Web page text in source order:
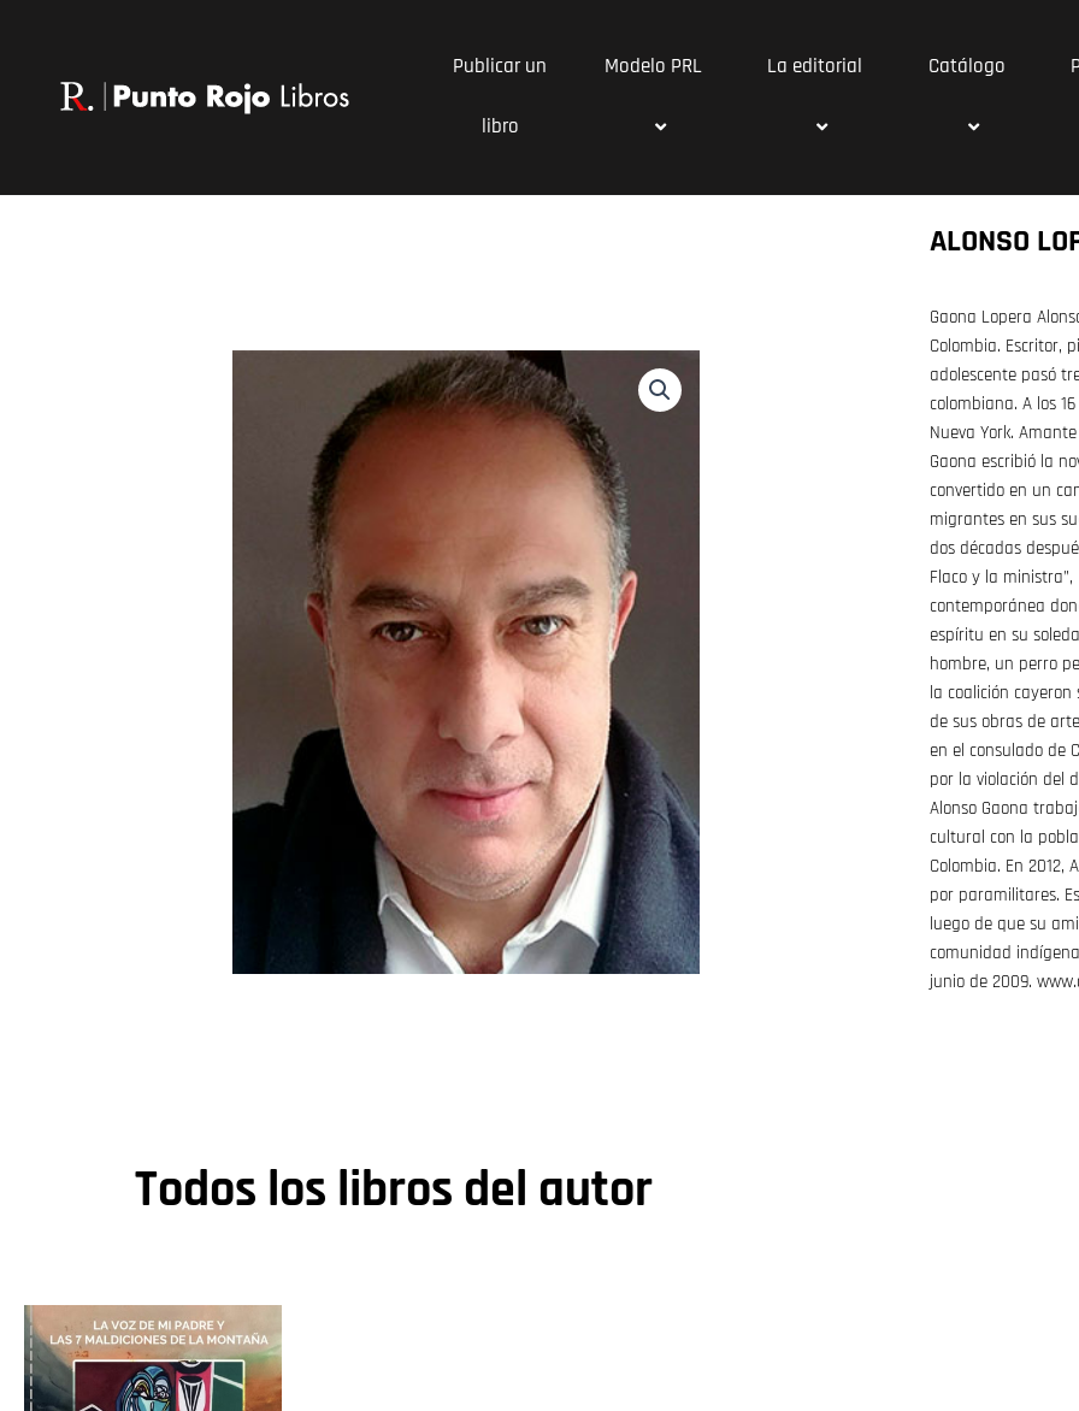
Publicar un
libro
Modelo PRL La editorial Catálogo
ALONSO
Gaona Lopera
Colombia. Escritor,
adolescente pasó
colombiana. A los
Nueva York.
Gaona escribió la
convertido en un
migrantes en sus
dos décadas
Flaco y la
contemporánea
espíritu en su
hombre, un perro
la coalición cayeron
de sus obras de
en el consulado de
por la violación del
Alonso Gaona
cultural con la
Colombia. En 2012,
por paramilitares.
luego de que su
comunidad
junio de 2009.
Todos los libros del autor